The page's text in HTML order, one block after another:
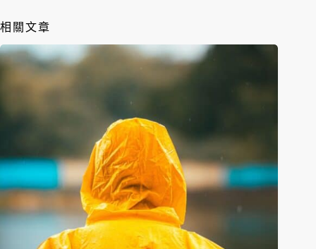
相關文章